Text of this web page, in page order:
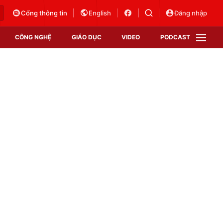
Cổng thông tin English Đăng nhập
CÔNG NGHỆ GIÁO DỤC VIDEO PODCAST